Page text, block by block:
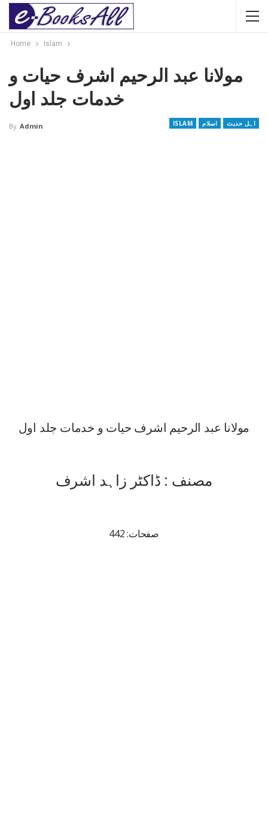
Home Islam
مولانا عبد الرحیم اشرف حیات و
خدمات جلد اول
ISLAM اسلام اہل حدیث By Admin
مولانا عبد الرحیم اشرف حیات و خدمات جلد اول
مصنف : ڈاکٹر زاہد اشرف
صفحات: 442